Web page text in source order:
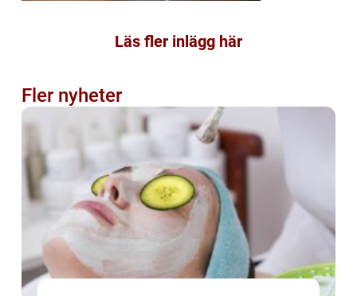
Läs fler inlägg här
Fler nyheter